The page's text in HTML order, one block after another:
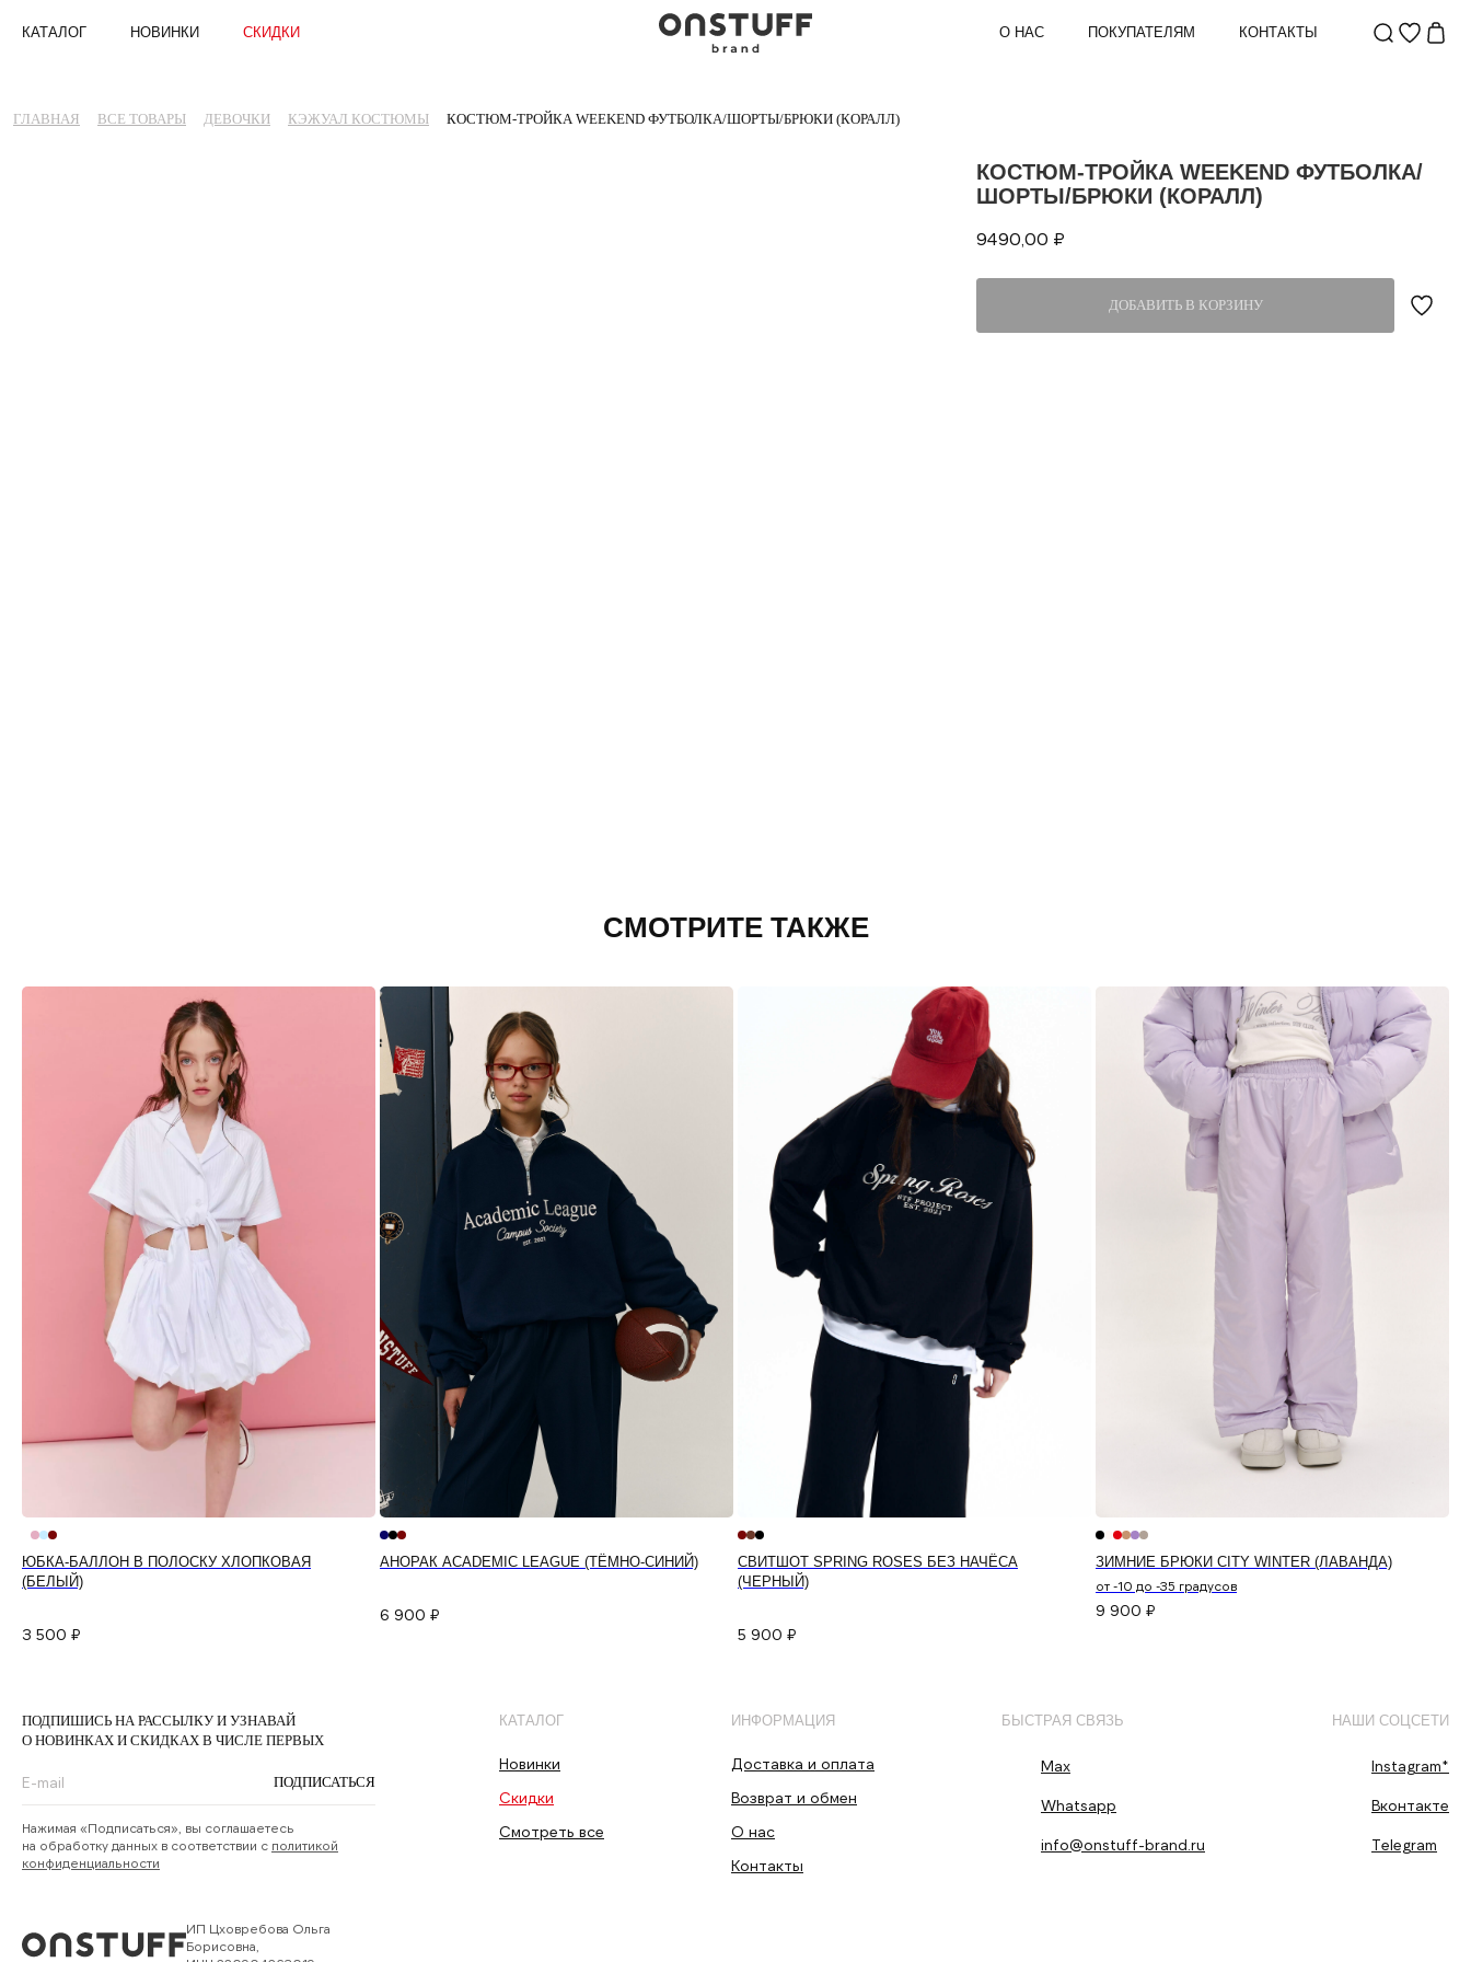
КАТАЛОГ НОВИНКИ СКИДКИ О НАС ПОКУПАТЕЛЯМ КОНТАКТЫ
ГЛАВНАЯ ВСЕ ТОВАРЫ ДЕВОЧКИ КЭЖУАЛ КОСТЮМЫ КОСТЮМ-ТРОЙКА WEEKEND ФУТБОЛКА/ШОРТЫ/БРЮКИ (КОРАЛЛ)
КОСТЮМ-ТРОЙКА WEEKEND ФУТБОЛКА/
ШОРТЫ/БРЮКИ (КОРАЛЛ)
9490,00 ₽
ДОБАВИТЬ В КОРЗИНУ
СМОТРИТЕ ТАКЖЕ
ЮБКА-БАЛЛОН В ПОЛОСКУ ХЛОПКОВАЯ
(БЕЛЫЙ)
3 500 ₽
АНОРАК ACADEMIC LEAGUE (ТЁМНО-СИНИЙ)
6 900 ₽
СВИТШОТ SPRING ROSES БЕЗ НАЧЁСА
(ЧЕРНЫЙ)
5 900 ₽
ЗИМНИЕ БРЮКИ CITY WINTER (ЛАВАНДА)
от -10 до -35 градусов
9 900 ₽
ПОДПИШИСЬ НА РАССЫЛКУ И УЗНАВАЙ
О НОВИНКАХ И СКИДКАХ В ЧИСЛЕ ПЕРВЫХ
ПОДПИСАТЬСЯ
Нажимая «Подписаться», вы соглашаетесь
на обработку данных в соответствии с политикой
конфиденциальности
КАТАЛОГ
Новинки
Скидки
Смотреть все
ИНФОРМАЦИЯ
Доставка и оплата
Возврат и обмен
О нас
Контакты
БЫСТРАЯ СВЯЗЬ
Max
Whatsapp
info@onstuff-brand.ru
НАШИ СОЦСЕТИ
Instagram*
Вконтакте
Telegram
ИП Цховребова Ольга
Борисовна,